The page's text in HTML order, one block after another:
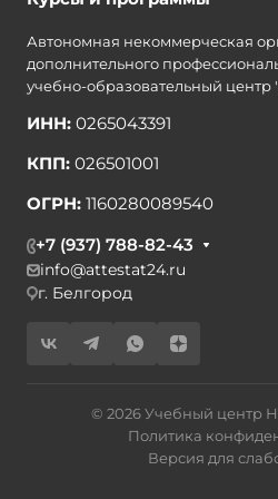
Автономная некоммерческая
дополнительного
учебно-образовательный центр
ИНН: 0265043391
КПП: 026501001
ОГРН: 1160280089540
+7 (937) 788-82-43
info@attestat24.ru
г. Белгород
© 2026 Учебный центр
Политика
Версия для